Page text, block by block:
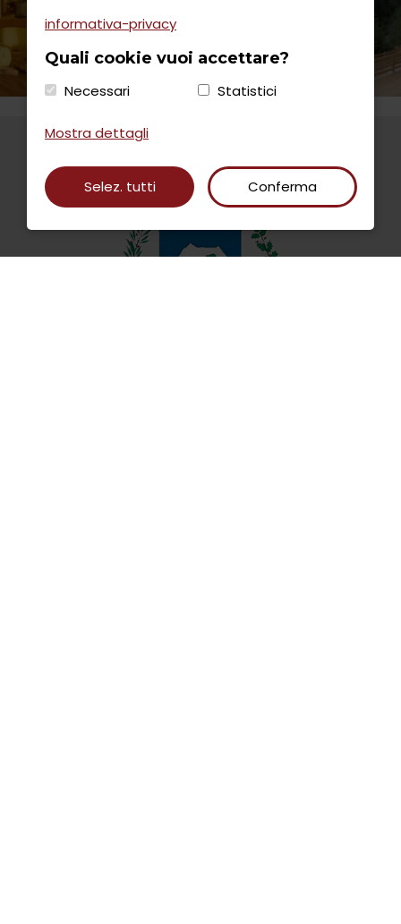
informativa-privacy
Quali cookie vuoi accettare?
Necessari Statistici
Mostra dettagli
Selez. tutti Conferma